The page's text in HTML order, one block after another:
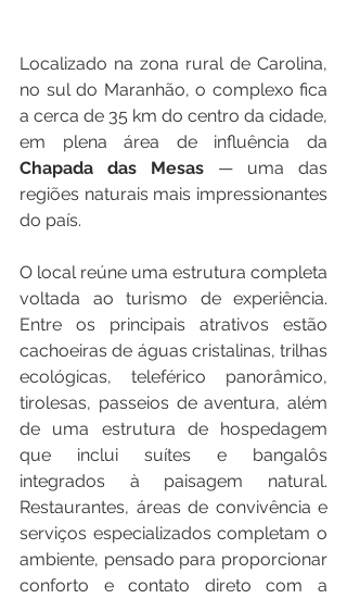
Localizado na zona rural de Carolina,
no sul do Maranhão, o complexo fica
a cerca de 35 km do centro da cidade,
Chapada
das Mesas — uma das
regiões naturais mais impressionantes
do país.
O local reúne uma estrutura completa
voltada ao turismo de experiência.
Entre os principais atrativos estão
cachoeiras de águas cristalinas, trilhas
ecológicas, teleférico panorâmico,
tirolesas, passeios de aventura, além
de uma estrutura de hospedagem
que inclui suítes e bangalôs
integrados à paisagem natural.
Restaurantes, áreas de convivência e
serviços especializados completam o
ambiente, pensado para proporcionar
conforto e contato direto com a